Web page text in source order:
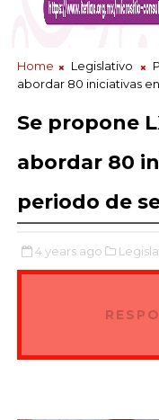
Home Legislativo
abordar 80 iniciativas
Se propone
abordar 80
periodo de
4 years ago